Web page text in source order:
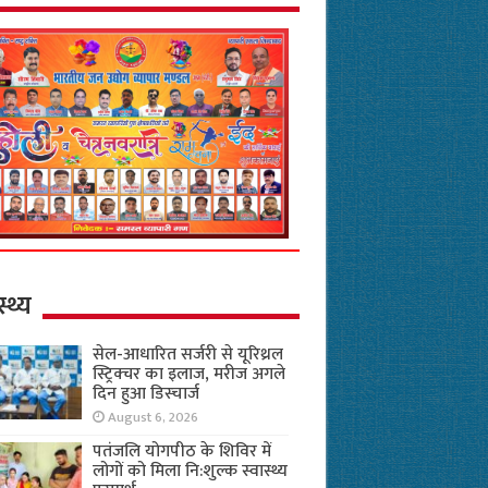
सेल-आधारित सर्जरी से यूरिथ्रल
स्ट्रिक्चर का इलाज, मरीज अगले
दिन हुआ डिस्चार्ज
August 6, 2026
पतंजलि योगपीठ के शिविर में
लोगों को मिला नि:शुल्क स्वास्थ्य